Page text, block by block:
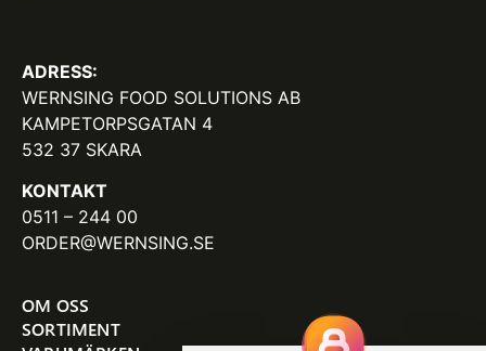
ADRESS:
WERNSING FOOD SOLUTIONS AB
KAMPETORPSGATAN 4
532 37 SKARA
KONTAKT
0511 – 244 00
ORDER@WERNSING.SE
OM OSS
SORTIMENT